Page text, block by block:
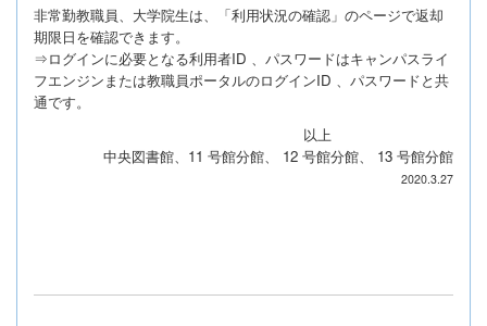
非常勤教職員、大学院生は、「利用状況の確認」のページで返却
期限日を確認できます。
⇒ログインに必要となる利用者ID 、パスワードはキャンパスライ
フエンジンまたは教職員ポータルのログインID 、パスワードと共
通です。
以上
中央図書館、11 号館分館、 12 号館分館、 13 号館分館
2020.3.27